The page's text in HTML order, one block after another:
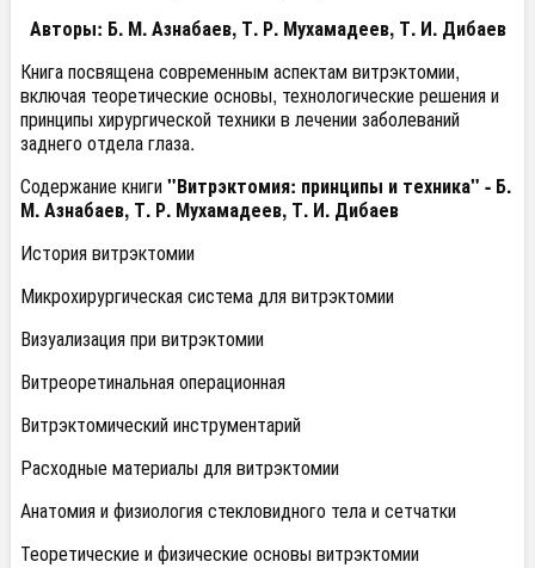
Авторы: Б. М. Азнабаев, Т. Р. Мухамадеев, Т. И. Дибаев
Книга посвящена современным аспектам витрэктомии,
включая теоретические основы, технологические решения и
принципы хирургической техники в лечении заболеваний
заднего отдела глаза.
Содержание книги"Витрэктомия: принципы и техника" - Б.
М. Азнабаев, Т. Р. Мухамадеев, Т. И. Дибаев
История витрэктомии
Микрохирургическая система для витрэктомии
Визуализация при витрэктомии
Витреоретинальная операционная
Витрэктомический инструментарий
Расходные материалы для витрэктомии
Анатомия и физиология стекловидного тела и сетчатки
Теоретические и физические основы витрэктомии